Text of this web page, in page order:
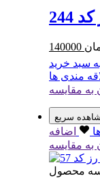
244
140000
سبد خرید
مندی ها
به مقایسه
سریع
اضافه
به مقایسه